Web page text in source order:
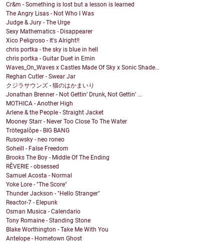
Cr&m - Something is lost but a lesson is learned
The Angry Lisas - Not Who I Was
Judge & Jury - The Urge
Sexy Mathematics - Disappearer
Xico Peligroso - It's Alright!!
chris portka - the sky is blue in hell
chris portka - Guitar Duet in Emin
Waves_On_Waves x Castles Made Of Sky x Sonic Shade...
Reghan Cutler - Swear Jar
クジラサウンズ - 猫のはかまいり
Jonathan Brenner - Not Gettin’ Drunk, Not Gettin’ ...
MOTHICA - Another High
Arlene & the People - Straight Jacket
Mooney Starr - Never Too Close To The Water
Trötegalôpe - BIG BANG
Rusowsky - neo roneo
Soheill - False Freedom
Brooks The Boy - Middle Of The Ending
RÊVERIE - obsessed
Samuel Acosta - Normal
Yoke Lore - "The Score"
Thunder Jackson - "Hello Stranger"
Reactor-7 - Elepunk
Osman Musica - Calendario
Tony Romaine - Standing Stone
Blake Worthington - Take Me With You
Antelope - Hometown Ghost